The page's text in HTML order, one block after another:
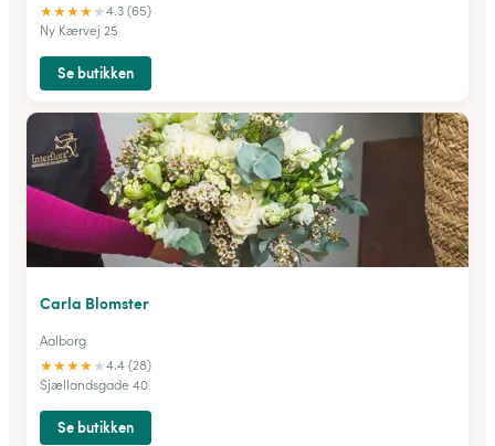
★★★★★4.3 (65)
Ny Kærvej 25
Se butikken
Carla Blomster
Aalborg
★★★★★4.4 (28)
Sjællandsgade 40
Se butikken